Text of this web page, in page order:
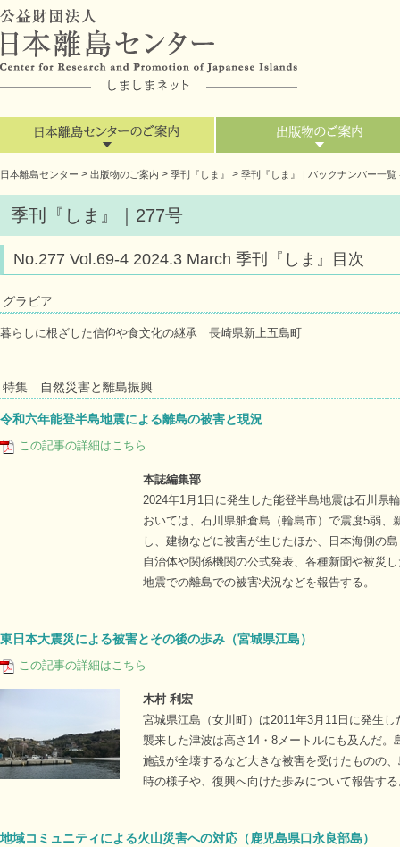
日本離島センター > 出版物のご案内 > 季刊『しま』 > 季刊『しま』 | バックナンバー一覧
季刊『しま』｜277号
No.277 Vol.69-4 2024.3 March 季刊『しま』目次
グラビア
暮らしに根ざした信仰や食文化の継承 長崎県新上五島町
特集 自然災害と離島振興
令和六年能登半島地震による離島の被害と現況
この記事の詳細はこちら
本誌編集部
2024年1月1日に発生した能登半島地震は石川県
おいては、石川県舳倉島（輪島市）で震度5弱
し、建物などに被害が生じたほか、日本海側の
自治体や関係機関の公式発表、各種新聞や被災
地震での離島での被害状況などを報告する。
東日本大震災による被害とその後の歩み（宮城県江島）
この記事の詳細はこちら
木村 利宏
宮城県江島（女川町）は2011年3月11日に発生
襲来した津波は高さ14・8メートルにも及んだ
施設が全壊するなど大きな被害を受けたものの
時の様子や、復興へ向けた歩みについて報告す
地域コミュニティによる火山災害への対応（鹿児島県口永良部島）